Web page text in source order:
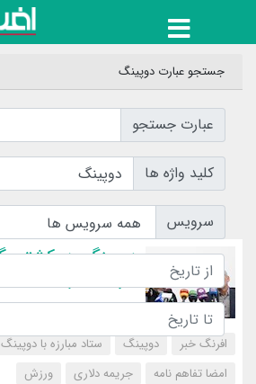
جستجو عبارت دوپینگ
عبارت جستجو
کلید واژه ها
سرویس
افرنگ خبر دوپینگ ستاد مبارزه با دوپینگ
امضا تفاهم نامه
جریمه دلاری ‌ورزش